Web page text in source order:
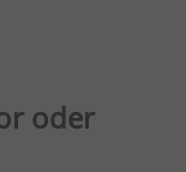
oder